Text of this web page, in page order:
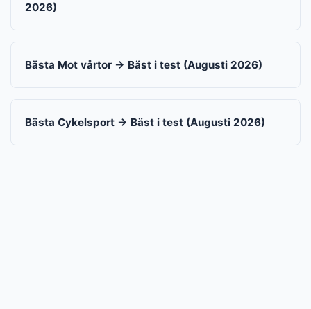
2026)
Bästa Mot vårtor → Bäst i test (Augusti 2026)
Bästa Cykelsport → Bäst i test (Augusti 2026)